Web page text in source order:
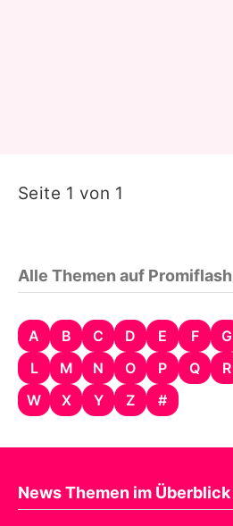
Seite 1 von 1
Alle Themen auf Promiflash
A B C D E F G
L
M N O P Q R
W
X Y Z #
News Themen im Überblick